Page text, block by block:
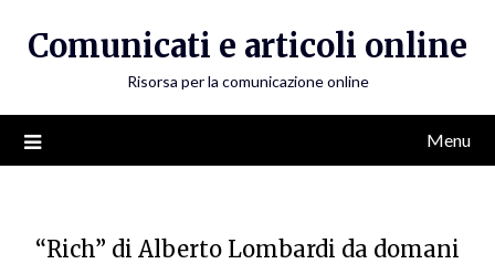
Comunicati e articoli online
Risorsa per la comunicazione online
Menu
“Rich” di Alberto Lombardi da domani